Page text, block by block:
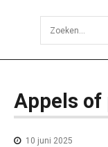
sisea.search
Appels of
10 juni 2025